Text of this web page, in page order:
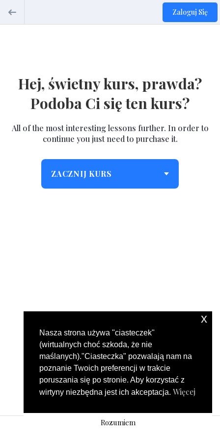
Zaloguj Się
Hej, świetny kurs, prawda?
Podoba Ci się ten kurs?
All of the most interesting lessons further. In order to
continue you just need to purchase it.
ZACZNIJ KURS
Nasza strona używa "ciasteczek"
(wirtualnych choć szkoda, że nie
maślanych)."Ciasteczka" pozwalają nam na
poznanie Twoich preferencji w trakcie
poruszania się po stronie. Aby korzystać z
wirtyny niezbędna jest ich akceptacja. Więcej
Rozumiem
x